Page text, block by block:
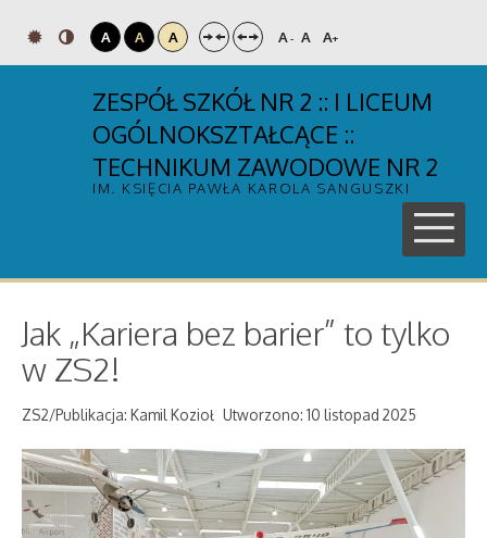
A A A A- A A+
ZESPÓŁ SZKÓŁ NR 2 :: I LICEUM
OGÓLNOKSZTAŁCĄCE ::
TECHNIKUM ZAWODOWE NR 2
IM. KSIĘCIA PAWŁA KAROLA SANGUSZKI
Jak „Kariera bez barier” to tylko
w ZS2!
ZS2/Publikacja: Kamil Kozioł Utworzono: 10 listopad 2025